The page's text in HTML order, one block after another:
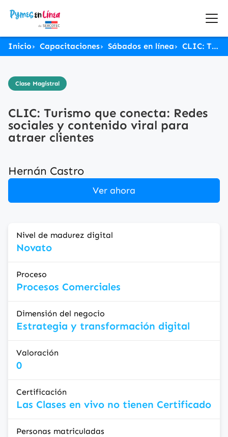
Inicio Capacitaciones Sábados en línea CLIC: Turismo que conecta: Redes sociales y contenido viral para atraer clientes
Clase Magistral
CLIC: Turismo que conecta: Redes
sociales y contenido viral para
atraer clientes
Hernán Castro
Ver ahora
Nivel de madurez digital
Novato
Proceso
Procesos Comerciales
Dimensión del negocio
Estrategia y transformación digital
Valoración
0
Certificación
Las Clases en vivo no tienen Certificado
Personas matriculadas